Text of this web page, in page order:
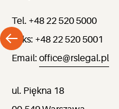
Tel. +48 22 520 5000
Faks: +48 22 520 5001
Email: office@rslegal.pl
ul. Piękna 18